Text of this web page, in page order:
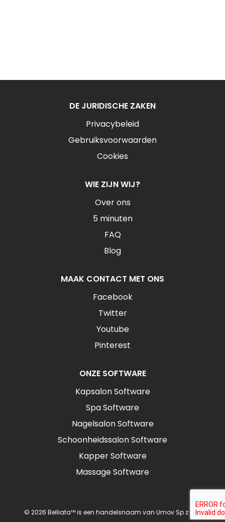
DE JURIDISCHE ZAKEN
Privacybeleid
Gebruiksvoorwaarden
Cookies
WIE ZIJN WIJ?
Over ons
5 minuten
FAQ
Blog
MAAK CONTACT MET ONS
Facebook
Twitter
Youtube
Pinterest
ONZE SOFTWARE
Kapsalon Software
Spa Software
Nagelsalon Software
Schoonheidssalon Software
Kapper Software
Massage Software
© 2026 Belliata™ is een handelsnaam van Umov Sp z o.o.